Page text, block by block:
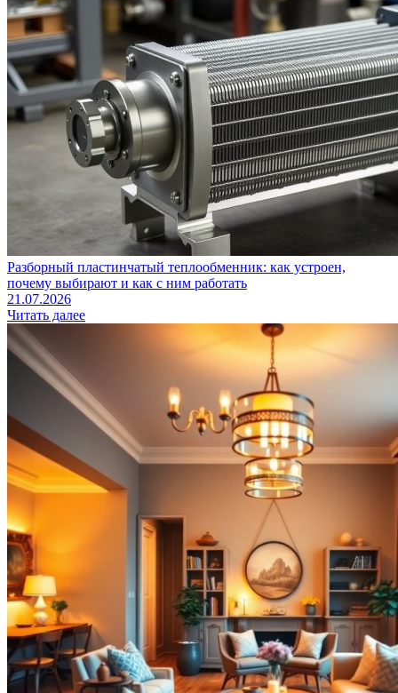
Разборный пластинчатый теплообменник: как устроен,
почему выбирают и как с ним работать
21.07.2026
Читать далее